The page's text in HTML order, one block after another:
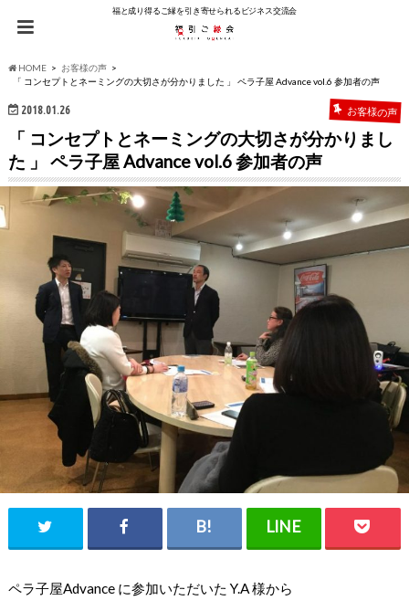
福と成り得るご縁を引き寄せられるビジネス交流会
HOME
お客様の声
「 コンセプトとネーミングの大切さが分かりました 」 ペラ子屋 Advance vol.6 参加者の声
2018.01.26 お客様の声
「 コンセプトとネーミングの大切さが分かりまし
た 」 ペラ子屋 Advance vol.6 参加者の声
ペラ子屋Advance に参加いただいた Y.A 様から